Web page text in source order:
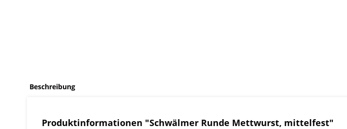
Beschreibung
Produktinformationen "Schwälmer Runde Mettwurst, mittelfest"